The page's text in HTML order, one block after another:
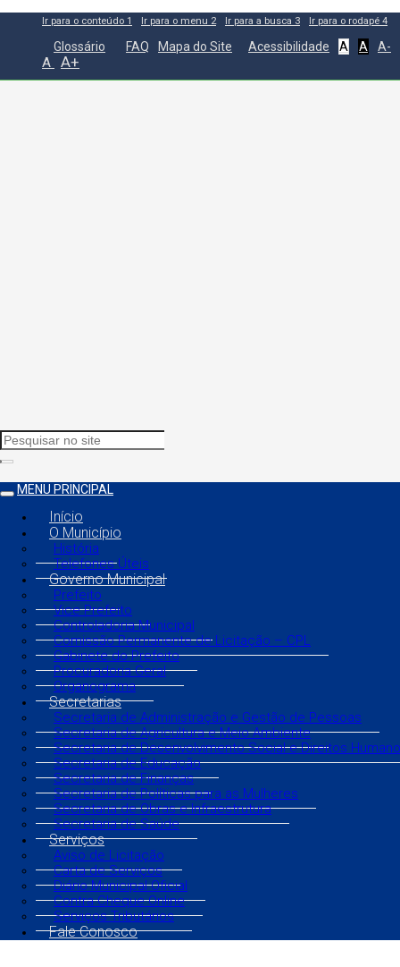
Ir para o conteúdo 1 Ir para o menu 2 Ir para a busca 3 Ir para o rodapé 4
Glossário FAQ Mapa do Site Acessibilidade A A A-
A A+
MENU PRINCIPAL
Início
O Município
História
Telefones Úteis
Governo Municipal
Prefeito
Vice Prefeito
Controladoria Municipal
Comissão Permanente de Licitação – CPL
Gabinete do Prefeito
Procuradoria Geral
Organograma
Secretarias
Secretaria de Administração e Gestão de Pessoas
Secretaria de Agricultura e Meio Ambiente
Secretaria de Desenvolvimento Social e Direitos
Secretaria de Educação
Secretaria de Finanças
Secretaria de Políticas para as Mulheres
Secretaria de Obras e Infraestrutura
Secretaria de Saúde
Serviços
Aviso de Licitação
Carta de Serviços
Diário Municipal Oficial
Contra Cheque Online
Serviços Tributários
Fale Conosco